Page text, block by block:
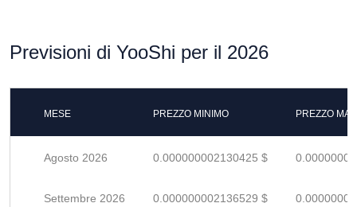
Previsioni di YooShi per il 2026
MESE PREZZO MINIMO PREZZO
Agosto 2026 0.000000002130425 $
Settembre 2026 0.000000002136529 $